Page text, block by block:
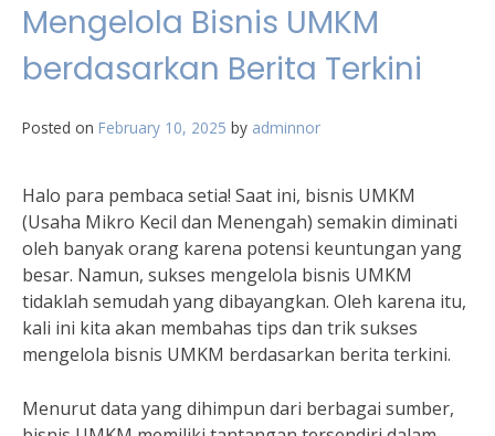
Mengelola Bisnis UMKM
berdasarkan Berita Terkini
Posted on February 10, 2025 by adminnor
Halo para pembaca setia! Saat ini, bisnis UMKM
(Usaha Mikro Kecil dan Menengah) semakin diminati
oleh banyak orang karena potensi keuntungan yang
besar. Namun, sukses mengelola bisnis UMKM
tidaklah semudah yang dibayangkan. Oleh karena itu,
kali ini kita akan membahas tips dan trik sukses
mengelola bisnis UMKM berdasarkan berita terkini.
Menurut data yang dihimpun dari berbagai sumber,